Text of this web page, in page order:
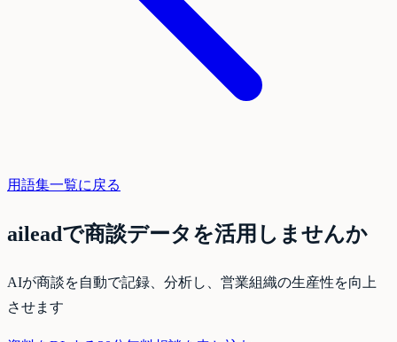
用語集一覧に戻る
aileadで商談データを活用しませんか
AIが商談を自動で記録、分析し、営業組織の生産性を向上
させます